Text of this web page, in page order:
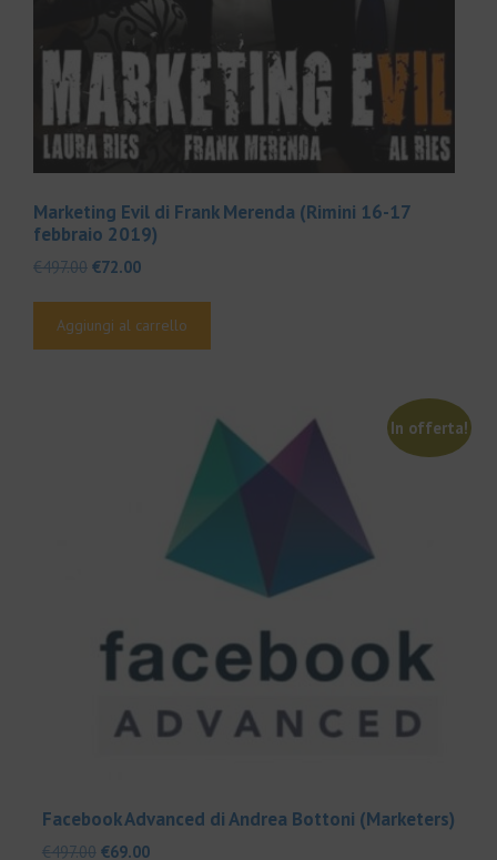
Marketing Evil di Frank Merenda (Rimini 16-17
febbraio 2019)
€497.00 Il
era:
€72.00Il
è:
Aggiungi al carrello
In offerta!
Facebook Advanced di Andrea Bottoni (Marketers)
€497.00 Il
€69.00Il